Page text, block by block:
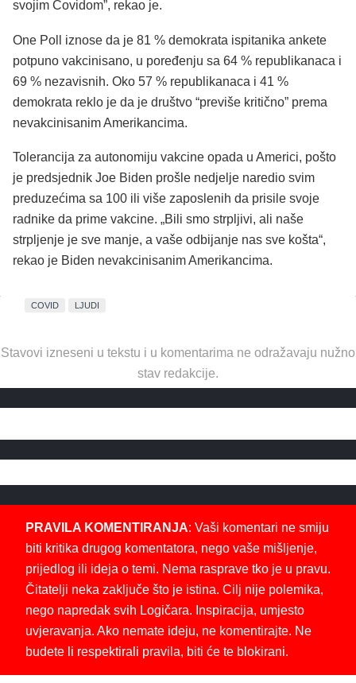
svojim Covidom”, rekao je.
One Poll iznose da je 81 % demokrata ispitanika ankete
potpuno vakcinisano, u poređenju sa 64 % republikanaca i
69 % nezavisnih. Oko 57 % republikanaca i 41 %
demokrata reklo je da je društvo “previše kritično” prema
nevakcinisanim Amerikancima.
Tolerancija za autonomiju vakcine opada u Americi, pošto
je predsjednik Joe Biden prošle nedjelje naredio svim
preduzećima sa 100 ili više zaposlenih da prisile svoje
radnike da prime vakcine. „Bili smo strpljivi, ali naše
strpljenje je sve manje, a vaše odbijanje nas sve košta“,
rekao je Biden nevakcinisanim Amerikancima.
COVID LJUDI
Stavovi izneseni u tekstu i u komentarima ne odražavaju nužno
stav redakcije.
PRAVILA KOMENTIRANJA: Vaši komentari ne smiju
biti kritika drugog komentatora, nego vaše mišljenje,
prijedlog ili ideja o temi. Nema rasprave tko je u pravu.
Čitatelji neka zaključe što je istina. Cilj nije polemika,
nego napredak svih Logičara. Inspiracija, umjesto
uvjeravanja. Ako nemate ideju, ne komentirajte. Ne
budete li respektirali pravila, biti će te blokirani.